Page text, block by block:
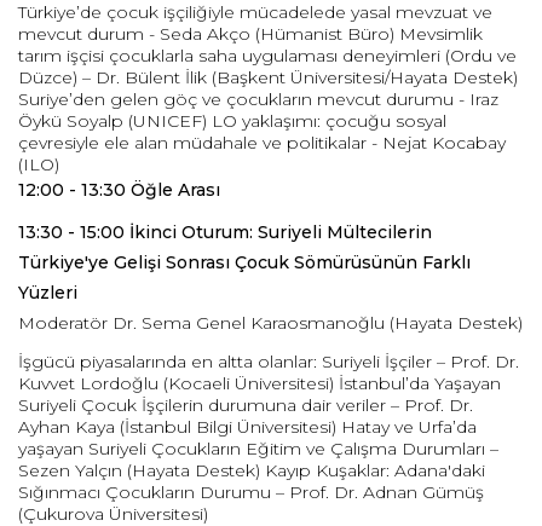
Türkiye’de çocuk işçiliğiyle mücadelede yasal mevzuat ve
mevcut durum - Seda Akço (Hümanist Büro) Mevsimlik
tarım işçisi çocuklarla saha uygulaması deneyimleri (Ordu ve
Düzce) – Dr. Bülent İlik (Başkent Üniversitesi/Hayata Destek)
Suriye’den gelen göç ve çocukların mevcut durumu - Iraz
Öykü Soyalp (UNICEF) LO yaklaşımı: çocuğu sosyal
çevresiyle ele alan müdahale ve politikalar - Nejat Kocabay
(ILO)
12:00 - 13:30 Öğle Arası
13:30 - 15:00 İkinci Oturum: Suriyeli Mültecilerin
Türkiye'ye Gelişi Sonrası Çocuk Sömürüsünün Farklı
Yüzleri
Moderatör Dr. Sema Genel Karaosmanoğlu (Hayata Destek)
İşgücü piyasalarında en altta olanlar: Suriyeli İşçiler – Prof. Dr.
Kuvvet Lordoğlu (Kocaeli Üniversitesi) İstanbul’da Yaşayan
Suriyeli Çocuk İşçilerin durumuna dair veriler – Prof. Dr.
Ayhan Kaya (İstanbul Bilgi Üniversitesi) Hatay ve Urfa’da
yaşayan Suriyeli Çocukların Eğitim ve Çalışma Durumları –
Sezen Yalçın (Hayata Destek) Kayıp Kuşaklar: Adana'daki
Sığınmacı Çocukların Durumu – Prof. Dr. Adnan Gümüş
(Çukurova Üniversitesi)